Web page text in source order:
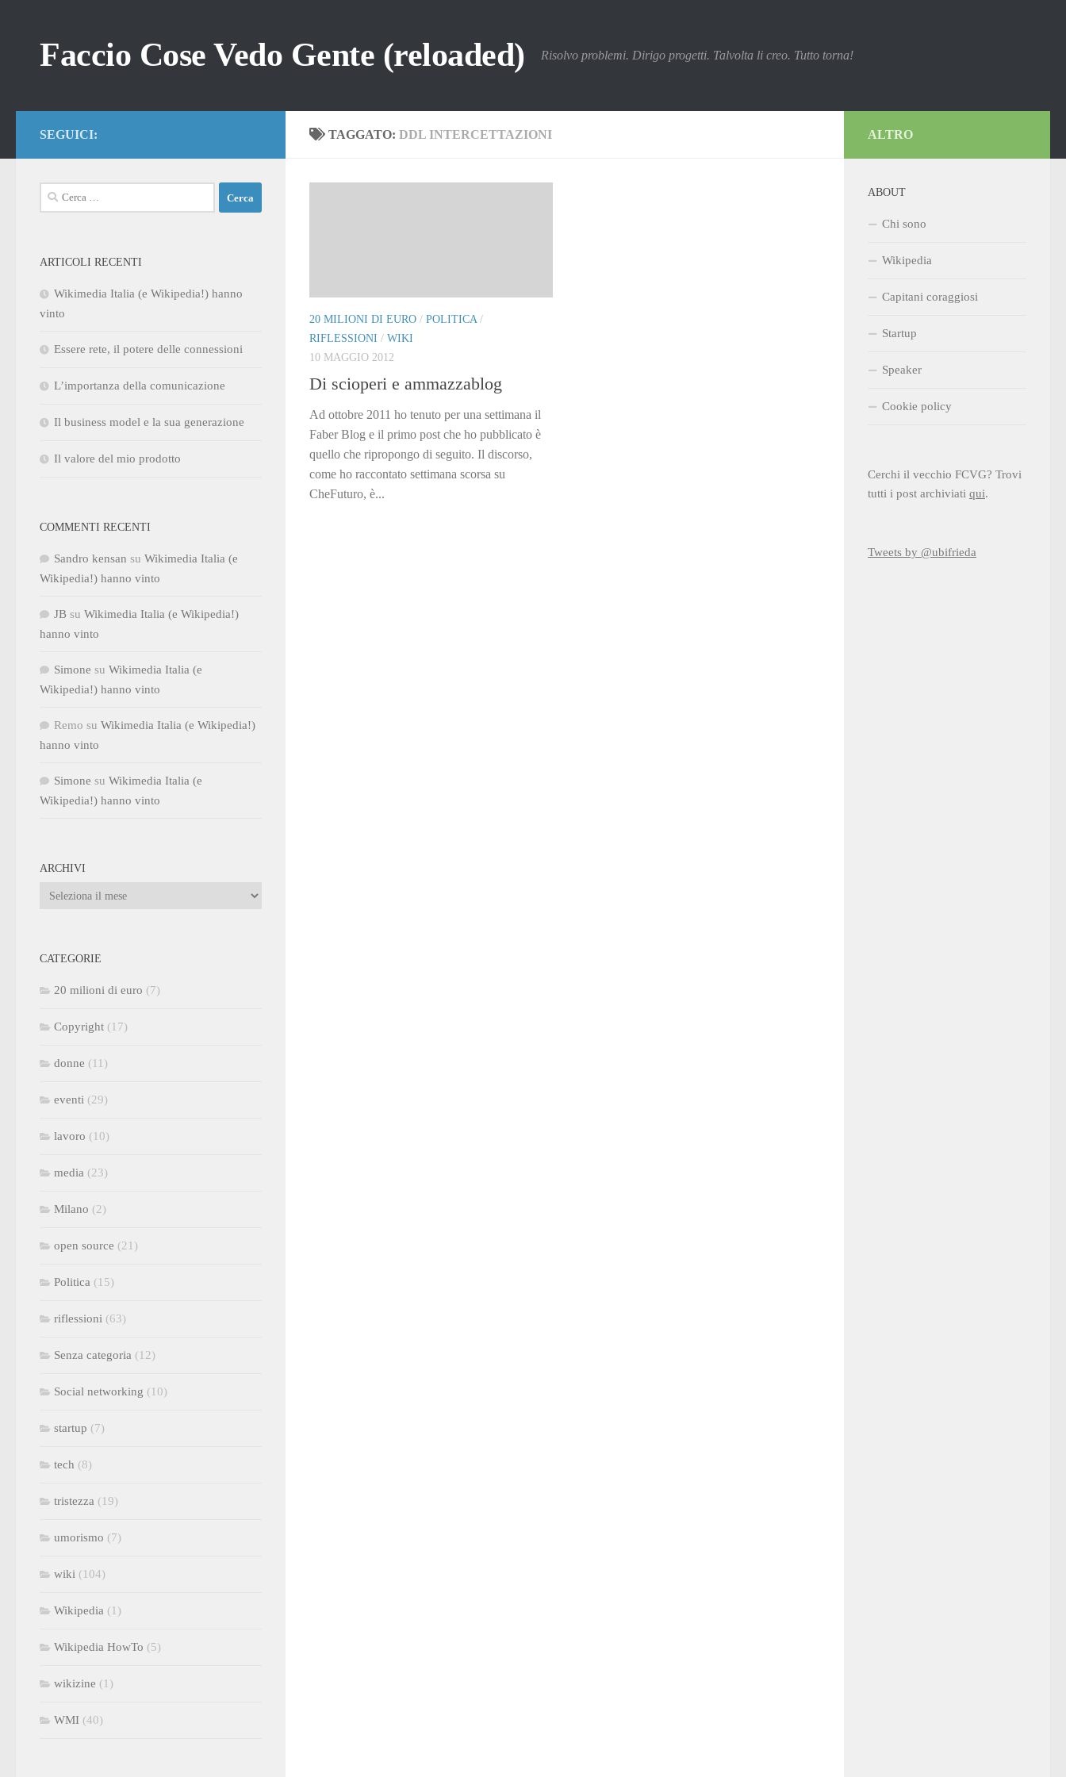
Faccio Cose Vedo Gente (reloaded) Risolvo problemi. Dirigo progetti. Talvolta li creo. Tutto torna!
TAGGATO: DDL INTERCETTAZIONI
20 MILIONI DI EURO / POLITICA /
RIFLESSIONI / WIKI
10 MAGGIO 2012
Di scioperi e ammazzablog
Ad ottobre 2011 ho tenuto per una settimana il
Faber Blog e il primo post che ho pubblicato è
quello che ripropongo di seguito. Il discorso,
come ho raccontato settimana scorsa su
CheFuturo, è...
SEGUICI:
Ricerca
per:
ARTICOLI RECENTI
Wikimedia Italia (e Wikipedia!) hanno
vinto
Essere rete, il potere delle connessioni
L’importanza della comunicazione
Il business model e la sua generazione
Il valore del mio prodotto
COMMENTI RECENTI
Sandro kensan su Wikimedia Italia (e
Wikipedia!) hanno vinto
JB su Wikimedia Italia (e Wikipedia!)
hanno vinto
Simone su Wikimedia Italia (e
Wikipedia!) hanno vinto
Remo su Wikimedia Italia (e Wikipedia!)
hanno vinto
Simone su Wikimedia Italia (e
Wikipedia!) hanno vinto
ARCHIVI
Archivi
CATEGORIE
20 milioni di euro (7)
Copyright (17)
donne (11)
eventi (29)
lavoro (10)
media (23)
Milano (2)
open source (21)
Politica (15)
riflessioni (63)
Senza categoria (12)
Social networking (10)
startup (7)
tech (8)
tristezza (19)
umorismo (7)
wiki (104)
Wikipedia (1)
Wikipedia HowTo (5)
wikizine (1)
WMI (40)
ALTRO
ABOUT
Chi sono
Wikipedia
Capitani coraggiosi
Startup
Speaker
Cookie policy
Cerchi il vecchio FCVG? Trovi
tutti i post archiviati qui.
Tweets by @ubifrieda